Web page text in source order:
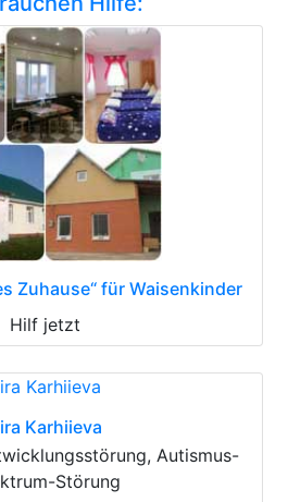
Zuhause“ für Waisenkinder
Hilf jetzt
Karhiieva
Autismus-
Störung